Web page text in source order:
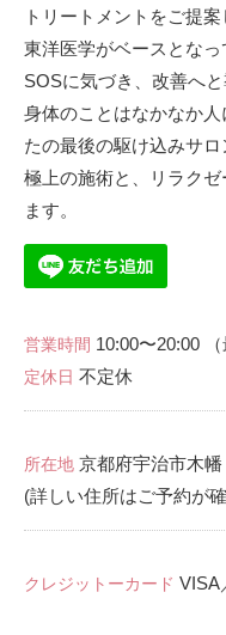
トリートメントをご提案
東洋医学がベースとな
SOSに気づき、改善へと
身体のことはなかなか
たの最後の駆け込みサロ
極上の施術と、リラク
ます。
営業時間 10:00〜20:00 （
定休日 不定休
所在地 京都府宇治市木幡
(詳しい住所はご予約が
クレジットーカード VISA